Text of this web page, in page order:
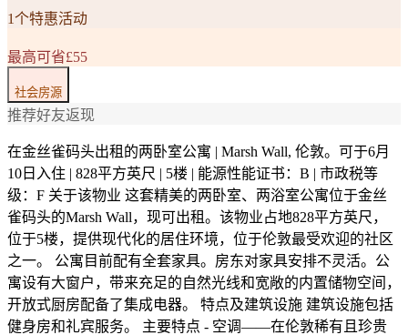
1个特惠活动
最高可省£55
社会房源
推荐好友返现
在金丝雀码头出租的两卧室公寓 | Marsh Wall, 伦敦。可于6月
10日入住 | 828平方英尺 | 5楼 | 能源性能证书：B | 市政税等
级：F 关于该物业 这套精美的两卧室、两浴室公寓位于金丝
雀码头的Marsh Wall，现可出租。该物业占地828平方英尺，
位于5楼，提供现代化的居住环境，位于伦敦最受欢迎的社区
之一。 公寓目前配有全套家具。房东对家具安排不灵活。公
寓设有大窗户，带来充足的自然光线和宽敞的内置储物空间，
开放式厨房配备了集成电器。 特点及建筑设施 建筑设施包括
健身房和礼宾服务。 主要特点 - 空调——在伦敦稀有且珍贵